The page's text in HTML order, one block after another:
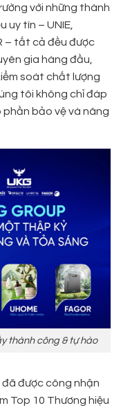
với những thành
uy tín – UNIE,
– tất cả đều được
gia hàng đầu,
soát chất lượng
tôi không chỉ đáp
bảo vệ và nâng
thành công & tự hào
đã được công nhận
Top 10 Thương hiệu